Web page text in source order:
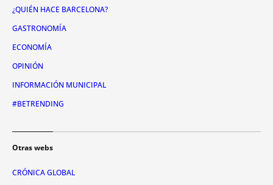
¿QUIÉN HACE BARCELONA?
GASTRONOMÍA
ECONOMÍA
OPINIÓN
INFORMACIÓN MUNICIPAL
#BETRENDING
Otras webs
CRÓNICA GLOBAL